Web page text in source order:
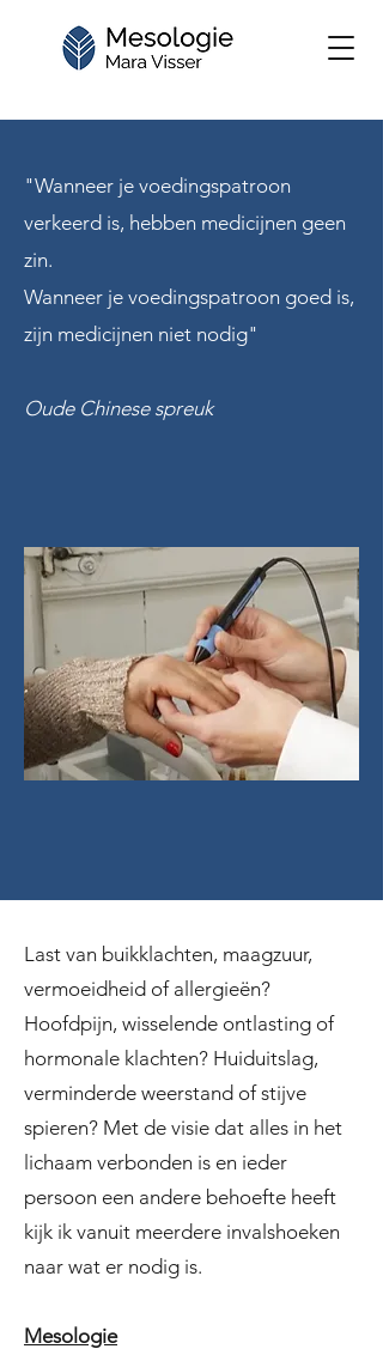
"Wanneer je voedingspatroon
verkeerd is, hebben medicijnen geen
zin.
Wanneer je voedingspatroon goed is,
zijn medicijnen niet nodig"
Oude Chinese spreuk
Last van buikklachten, maagzuur,
vermoeidheid of allergieën?
Hoofdpijn, wisselende ontlasting of
hormonale klachten? Huiduitslag,
verminderde weerstand of stijve
spieren? Met de visie dat alles in het
lichaam verbonden is en ieder
persoon een andere behoefte heeft
kijk ik vanuit meerdere invalshoeken
naar wat er nodig is.
Mesologie